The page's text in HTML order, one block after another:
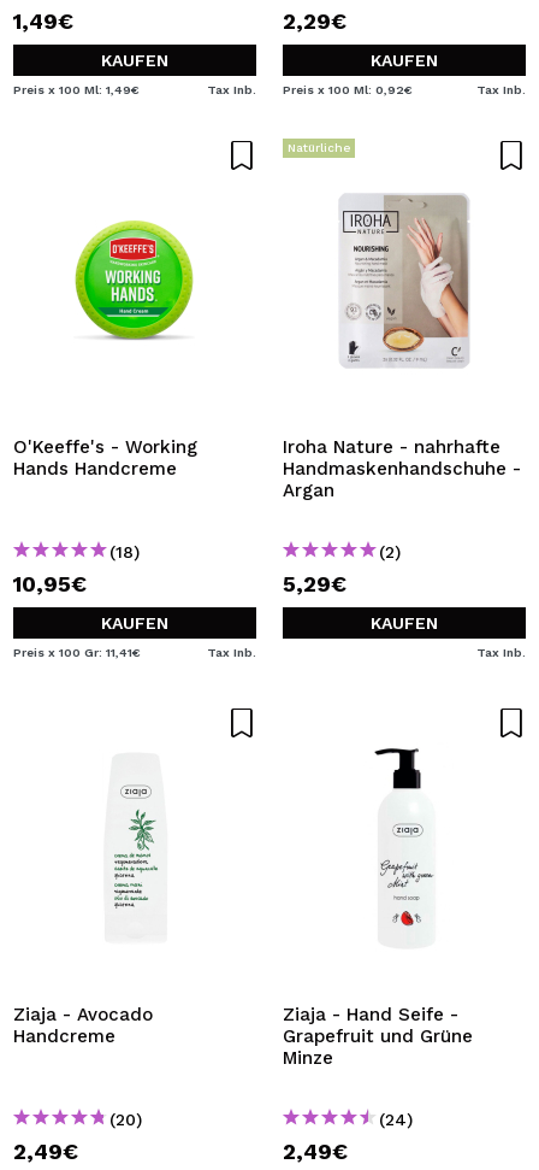
1,49€
KAUFEN
Preis x 100 Ml: 1,49€ Tax Inb.
2,29€
KAUFEN
Preis x 100 Ml: 0,92€ Tax Inb.
O'Keeffe's - Working
Hands Handcreme
(18)
10,95€
KAUFEN
Preis x 100 Gr: 11,41€ Tax Inb.
Natürliche
Iroha Nature - nahrhafte
Handmaskenhandschuhe -
Argan
(2)
5,29€
KAUFEN
Tax Inb.
Ziaja - Avocado
Handcreme
(20)
2,49€
Ziaja - Hand Seife -
Grapefruit und Grüne
Minze
(24)
2,49€